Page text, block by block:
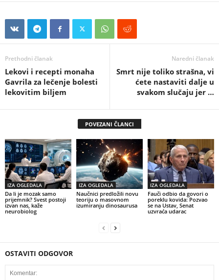
Prethodni članak
Lekovi i recepti monaha
Gavrila za lečenje bolesti
lekovitim biljem
Naredni članak
Smrt nije toliko strašna, vi
ćete nastaviti dalje u
svakom slučaju jer …
POVEZANI ČLANCI
IZA OGLEDALA
Da li je mozak samo
prijemnik? Svest postoji
izvan nas, kaže
neurobiolog
IZA OGLEDALA
Naučnici predložili novu
teoriju o masovnom
izumiranju dinosaurusa
IZA OGLEDALA
Fauči odbio da govori o
poreklu kovida: Pozvao
se na Ustav, Senat
uzvraća udarac
OSTAVITI ODGOVOR